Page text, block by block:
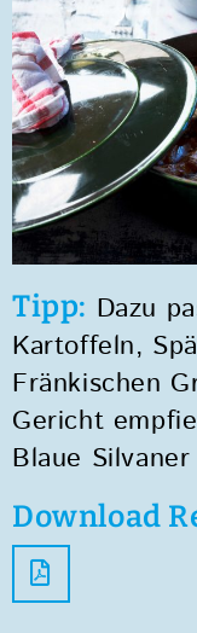
Tipp: Dazu
Kartoffeln,
Fränkischen
Gericht
Blaue
Download